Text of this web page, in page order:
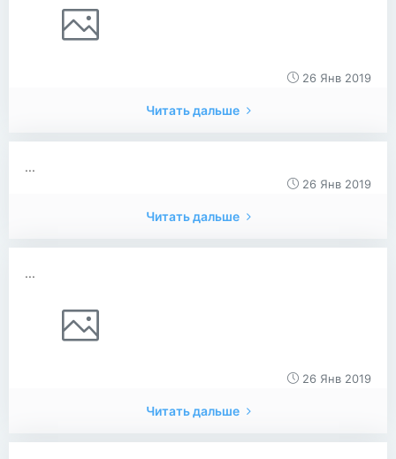
26 Янв 2019
Читать дальше
...
26 Янв 2019
Читать дальше
...
26 Янв 2019
Читать дальше